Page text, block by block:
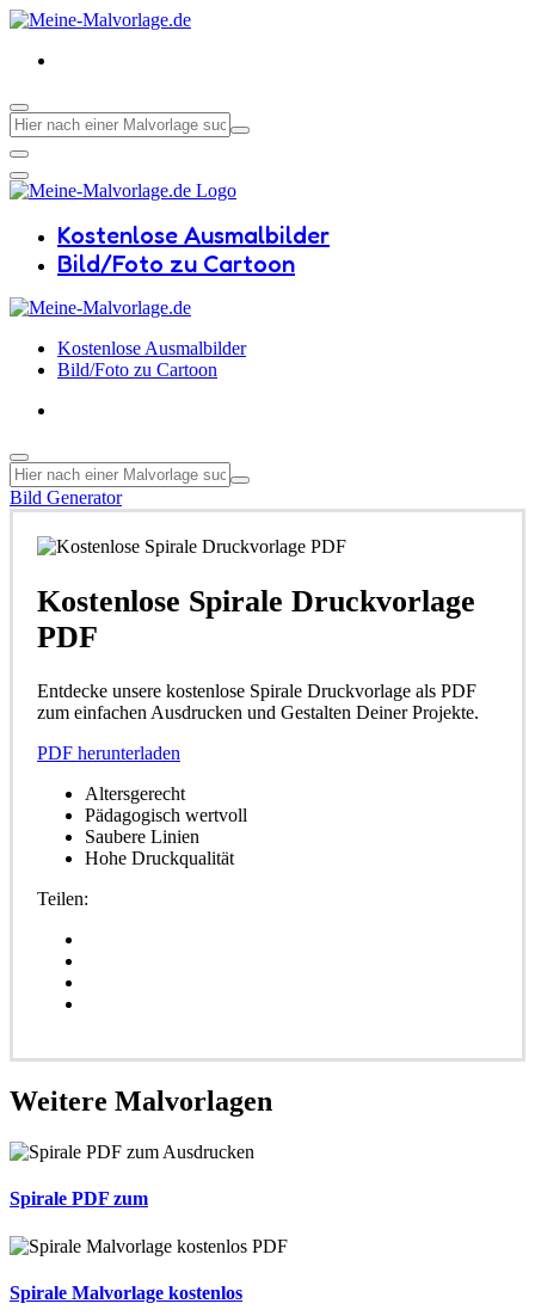
Kostenlose Ausmalbilder
Bild/Foto zu Cartoon
Kostenlose Ausmalbilder
Bild/Foto zu Cartoon
Bild Generator
Kostenlose Spirale Druckvorlage
PDF
Entdecke unsere kostenlose Spirale Druckvorlage als PDF
zum einfachen Ausdrucken und Gestalten Deiner Projekte.
PDF herunterladen
Altersgerecht
Pädagogisch wertvoll
Saubere Linien
Hohe Druckqualität
Teilen:
Weitere Malvorlagen
Spirale PDF zum
Spirale Malvorlage kostenlos